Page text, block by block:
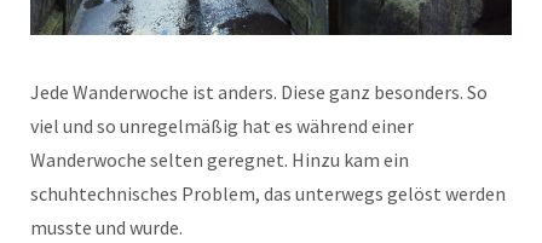
Jede Wanderwoche ist anders. Diese ganz besonders. So
viel und so unregelmäßig hat es während einer
Wanderwoche selten geregnet. Hinzu kam ein
schuhtechnisches Problem, das unterwegs gelöst werden
musste und wurde.